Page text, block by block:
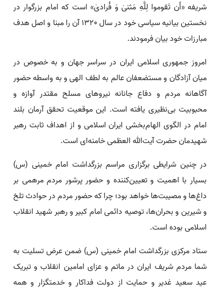
شریفه «أَن تَقوموا لِلَّهِ مَثنىٰ وَ فُرادىٰ» است که امام بزرگوار در
نخستین بیانیه سیاسی خود در سال 1320 آن را مبنا و اصل هدف
مبارزات خود بیان فرمودند.
امروز جمهوری اسلامی ایران در سراسر جهان و به خصوص در
میان آزادگان و مستضعفان عالم به لطف الهی و به واسطه حضور
آگاهانه مردم و دفاع جانانه نیرو‌های مسلح مقتدر آوازه و
محبوبیت بی‌نظیری یافته است. این موقعیت تحقق آرمان بلند
امام در الگوی الهام‌بخشی ایران اسلامی و از اهداف ثابت رهبر
شهیدمان حضرت آیت‌الله العظمی خامنه‌ای است.
در چنین شرایطی برگزاری مراسم بزرگداشت امام خمینی (س)
بسیار با اهمیت و تعیین‌کننده و حضور پرشور مردم مرهمی بر
داغ‌ها و مصیبت‌ها خواهد بود؛ چرا که حضور مردم در حوادث تلخ
و شیرین و بحران‌ها، توصیه دائمی امام کبیر و رهبر شهید انقلاب
اسلامی بوده است.
ستاد مرکزی بزرگداشت امام خمینی (س) ضمن عرض تسلیت به
شما مردم شریف ایران در ماتم و عزای امامین انقلاب و تبریک
عید سعید غدیر و حمایت از دولت فداکار و خدمتگزار و همه